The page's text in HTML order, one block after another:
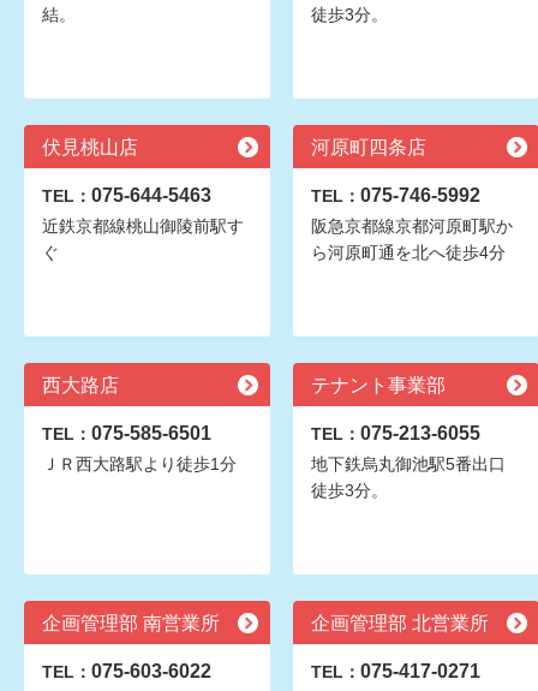
結。
徒歩3分。
伏見桃山店
TEL： 075-644-5463
近鉄京都線桃山御陵前駅す
ぐ
河原町四条店
TEL： 075-746-5992
阪急京都線京都河原町駅か
ら河原町通を北へ徒歩4分
西大路店
TEL： 075-585-6501
ＪＲ西大路駅より徒歩1分
テナント事業部
TEL： 075-213-6055
地下鉄烏丸御池駅5番出口
徒歩3分。
企画管理部 南営業所
TEL： 075-603-6022
企画管理部 北営業所
TEL： 075-417-0271